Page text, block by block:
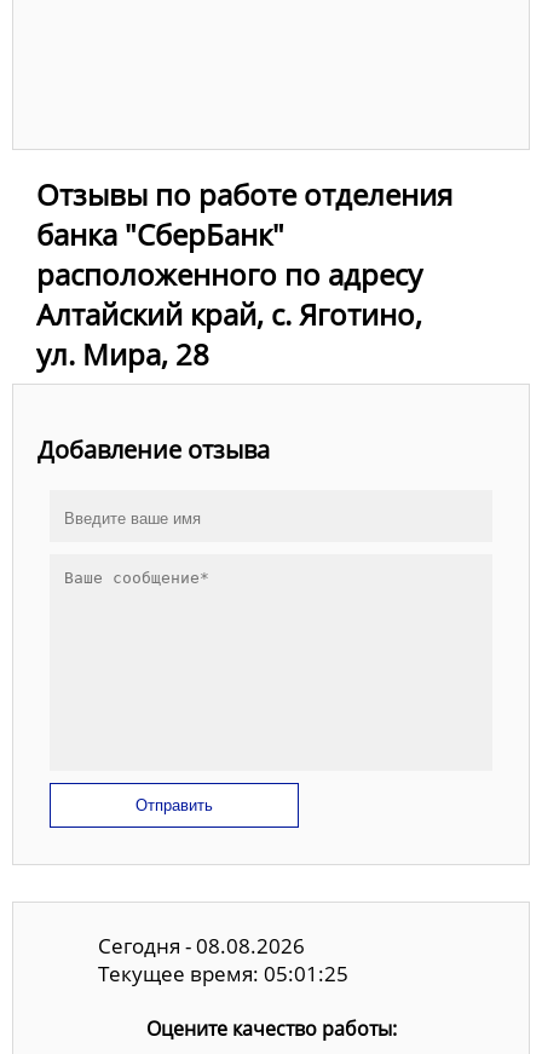
Отзывы по работе отделения
банка "СберБанк"
расположенного по адресу
Алтайский край, с. Яготино,
ул. Мира, 28
Добавление отзыва
Отправить
Сегодня - 08.08.2026
Текущее время: 05:01:26
Оцените качество работы: